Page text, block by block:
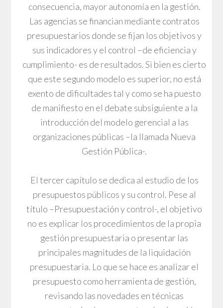
consecuencia, mayor autonomía en la gestión.
Las agencias se financian mediante contratos
presupuestarios donde se fijan los objetivos y
sus indicadores y el control –de eficiencia y
cumplimiento- es de resultados. Si bien es cierto
que este segundo modelo es superior, no está
exento de dificultades tal y como se ha puesto
de manifiesto en el debate subsiguiente a la
introducción del modelo gerencial a las
organizaciones públicas –la llamada Nueva
Gestión Pública-.
El tercer capítulo se dedica al estudio de los
presupuestos públicos y su control. Pese al
título –Presupuestación y control-, el objetivo
no es explicar los procedimientos de la propia
gestión presupuestaria o presentar las
principales magnitudes de la liquidación
presupuestaria. Lo que se hace es analizar el
presupuesto como herramienta de gestión,
revisando las novedades en técnicas